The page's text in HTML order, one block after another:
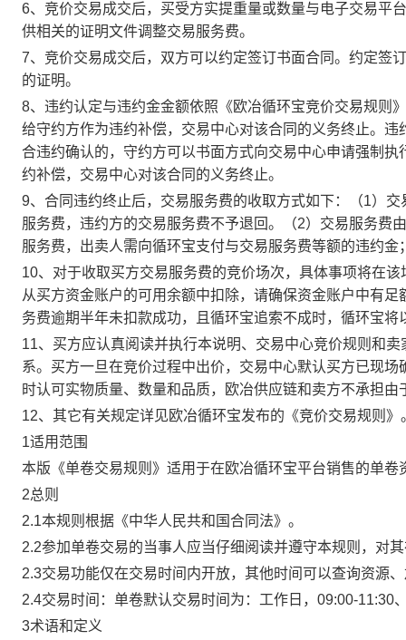
6、竞价交易成交后，买受方实提重量或数量与电子交易平
供相关的证明文件调整交易服务费。
7、竞价交易成交后，双方可以约定签订书面合同。约定签
的证明。
8、违约认定与违约金金额依照《欧冶循环宝竞价交易规则
给守约方作为违约补偿，交易中心对该合同的义务终止。
合违约确认的，守约方可以书面方式向交易中心申请强制
约补偿，交易中心对该合同的义务终止。
9、合同违约终止后，交易服务费的收取方式如下：（1）
服务费，违约方的交易服务费不予退回。（2）交易服务费
服务费，出卖人需向循环宝支付与交易服务费等额的违约
10、对于收取买方交易服务费的竞价场次，具体事项将在
从买方资金账户的可用余额中扣除，请确保资金账户中有
务费逾期半年未扣款成功，且循环宝追索不成时，循环宝将
11、买方应认真阅读并执行本说明、交易中心竞价规则和
系。买方一旦在竞价过程中出价，交易中心默认买方已现
时认可实物质量、数量和品质，欧冶供应链和卖方不承担由
12、其它有关规定详见欧冶循环宝发布的《竞价交易规则》
1适用范围
本版《单卷交易规则》适用于在欧冶循环宝平台销售的单卷
2总则
2.1本规则根据《中华人民共和国合同法》。
2.2参加单卷交易的当事人应当仔细阅读并遵守本规则，对
2.3交易功能仅在交易时间内开放，其他时间可以查询资源
2.4交易时间：单卷默认交易时间为：工作日，09:00-11:30
3术语和定义